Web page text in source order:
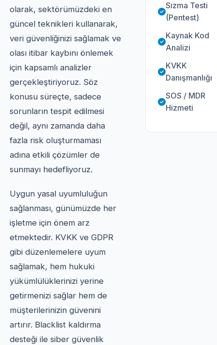
olarak, sektörümüzdeki en
güncel teknikleri kullanarak,
veri güvenliğinizi sağlamak ve
olası itibar kaybını önlemek
için kapsamlı analizler
gerçekleştiriyoruz. Söz
konusu süreçte, sadece
sorunların tespit edilmesi
değil, aynı zamanda daha
fazla risk oluşturmaması
adına etkili çözümler de
sunmayı hedefliyoruz.
Uygun yasal uyumluluğun
sağlanması, günümüzde her
işletme için önem arz
etmektedir. KVKK ve GDPR
gibi düzenlemelere uyum
sağlamak, hem hukuki
yükümlülüklerinizi yerine
getirmenizi sağlar hem de
müşterilerinizin güvenini
artırır. Blacklist kaldırma
desteği ile siber güvenlik
Sızma Testi
(Pentest)
Kaynak Kod
Analizi
KVKK
Danışmanlığı
SOS / MDR
Hizmeti